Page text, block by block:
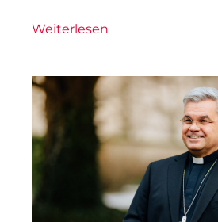
Weiterlesen